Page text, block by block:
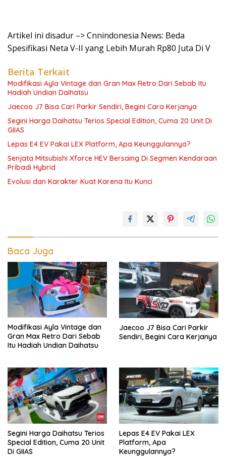
Artikel ini disadur –> Cnnindonesia News: Beda
Spesifikasi Neta V-II yang Lebih Murah Rp80 Juta Di V
Berita Terkait
Modifikasi Ayla Vintage dan Gran Max Retro Dari Sebab Itu
Hadiah Undian Daihatsu
Jaecoo J7 Bisa Cari Parkir Sendiri, Begini Cara Kerjanya
Segini Harga Daihatsu Terios Special Edition, Cuma 20 Unit Di
GIIAS
Lepas E4 EV Pakai LEX Platform, Apa Keunggulannya?
Senjata Mitsubishi Xforce HEV Bersaing Di Segmen Kendaraan
Pribadi Hybrid
Evolusi dan Karakter Kuat Karena Itu Kunci
Baca Juga
Modifikasi Ayla Vintage dan
Gran Max Retro Dari Sebab
Itu Hadiah Undian Daihatsu
Jaecoo J7 Bisa Cari Parkir
Sendiri, Begini Cara Kerjanya
Segini Harga Daihatsu Terios
Special Edition, Cuma 20 Unit
Di GIIAS
Lepas E4 EV Pakai LEX
Platform, Apa
Keunggulannya?